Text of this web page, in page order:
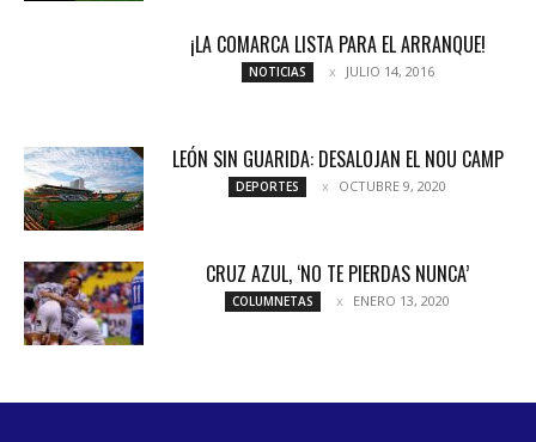
¡LA COMARCA LISTA PARA EL ARRANQUE!
NOTICIAS JULIO 14, 2016
LEÓN SIN GUARIDA: DESALOJAN EL NOU CAMP
DEPORTES OCTUBRE 9, 2020
CRUZ AZUL, ‘NO TE PIERDAS NUNCA’
COLUMNETAS ENERO 13, 2020